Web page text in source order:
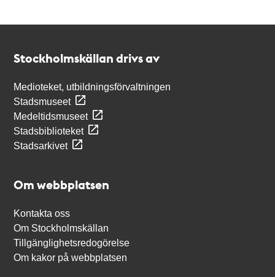
Stockholmskällan drivs av
Medioteket, utbildningsförvaltningen
Stadsmuseet
Medeltidsmuseet
Stadsbiblioteket
Stadsarkivet
Om webbplatsen
Kontakta oss
Om Stockholmskällan
Tillgänglighetsredogörelse
Om kakor på webbplatsen